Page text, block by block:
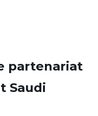
partenariat
Saudi